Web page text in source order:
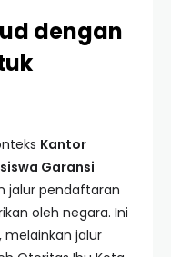
dengan
Kantor
Garansi
jalur pendaftaran
oleh negara. Ini
jalur